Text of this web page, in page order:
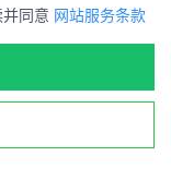
同意 网站服务条款